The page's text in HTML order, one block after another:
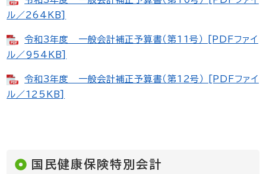
ル／264KB]
令和3年度 一般会計補正予算書（第11号） [PDFファイ
ル／954KB]
令和3年度 一般会計補正予算書（第12号） [PDFファイ
ル／125KB]
国民健康保険特別会計